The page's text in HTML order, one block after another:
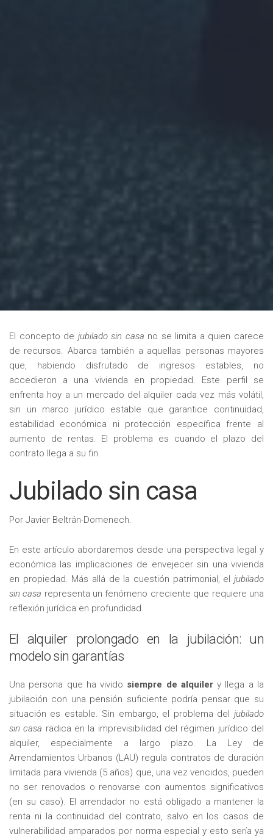
El concepto de jubilado sin casa no se limita a quien carece
de recursos. Abarca también a aquellas personas mayores
que, habiendo disfrutado de ingresos estables, no
accedieron a una vivienda en propiedad. Este perfil se
enfrenta hoy a un mercado del alquiler cada vez más volátil,
sin un marco jurídico estable que garantice continuidad,
estabilidad económica ni protección específica frente al
aumento de rentas. El problema es cuando el plazo del
contrato llega a su fin.
Jubilado sin casa
Por Javier Beltrán-Domenech.
En este artículo abordaremos desde una perspectiva legal y
económica las implicaciones de envejecer sin una vivienda
en propiedad. Más allá de la cuestión patrimonial, el jubilado
sin casa representa un fenómeno creciente que requiere una
reflexión jurídica en profundidad.
El alquiler prolongado en la jubilación: un
modelo sin garantías
Una persona que ha vivido siempre de alquilery llega a la
jubilación con una pensión suficiente podría pensar que su
situación es estable. Sin embargo, el problema del jubilado
sin casa radica en la imprevisibilidad del régimen jurídico del
alquiler, especialmente a largo plazo. La Ley de
Arrendamientos Urbanos (LAU) regula contratos de duración
limitada para vivienda (5 años) que, una vez vencidos, pueden
no ser renovados o renovarse con aumentos significativos
(en su caso). El arrendador no está obligado a mantener la
renta ni la continuidad del contrato, salvo en los casos de
vulnerabilidad amparados por norma especial y esto sería ya